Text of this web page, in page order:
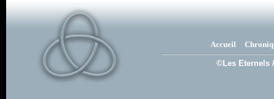
Accueil
©Les Eternels